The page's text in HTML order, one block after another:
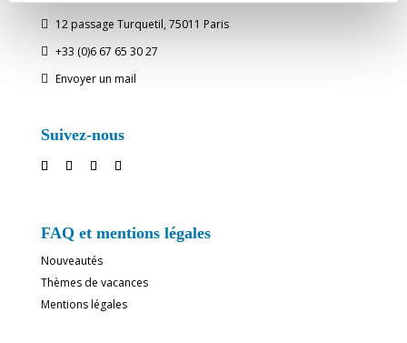
 12 passage Turquetil, 75011 Paris
 +33 (0)6 67 65 30 27
 Envoyer un mail
Suivez-nous
FAQ et mentions légales
Nouveautés
Thèmes de vacances
Mentions légales